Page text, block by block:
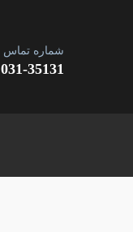
شماره تماس
031-35131